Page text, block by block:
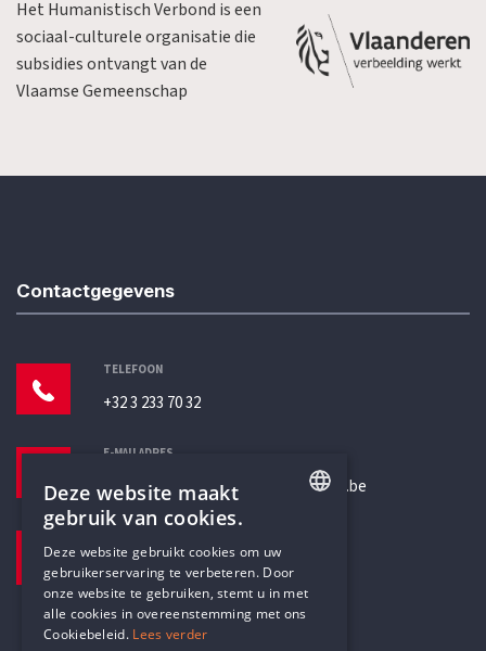
Het Humanistisch Verbond is een
sociaal-culturele organisatie die
subsidies ontvangt van de
Vlaamse Gemeenschap
Contactgegevens
TELEFOON
+32 3 233 70 32
E-MAILADRES
secretariaat@humanistischverbond.be
Pottenbrug 4
Antwerpen, 2000
DUTCH
Deze website maakt
gebruik van cookies.
Deze website gebruikt cookies om uw
gebruikerservaring te verbeteren. Door
onze website te gebruiken, stemt u in met
alle cookies in overeenstemming met ons
Cookiebeleid. Lees verder